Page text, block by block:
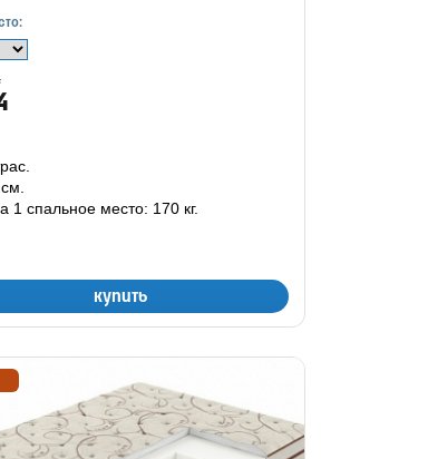
купить
1 спальное место: 170 кг.